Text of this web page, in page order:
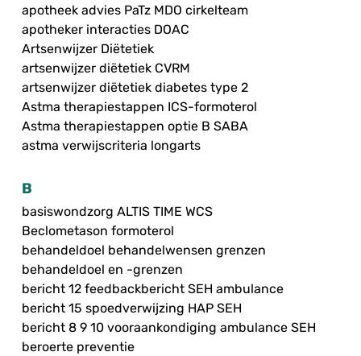
apotheek advies PaTz MDO cirkelteam
apotheker interacties DOAC
Artsenwijzer Diëtetiek
artsenwijzer diëtetiek CVRM
artsenwijzer diëtetiek diabetes type 2
Astma therapiestappen ICS-formoterol
Astma therapiestappen optie B SABA
astma verwijscriteria longarts
B
basiswondzorg ALTIS TIME WCS
Beclometason formoterol
behandeldoel behandelwensen grenzen
behandeldoel en -grenzen
bericht 12 feedbackbericht SEH ambulance
bericht 15 spoedverwijzing HAP SEH
bericht 8 9 10 vooraankondiging ambulance SEH
beroerte preventie